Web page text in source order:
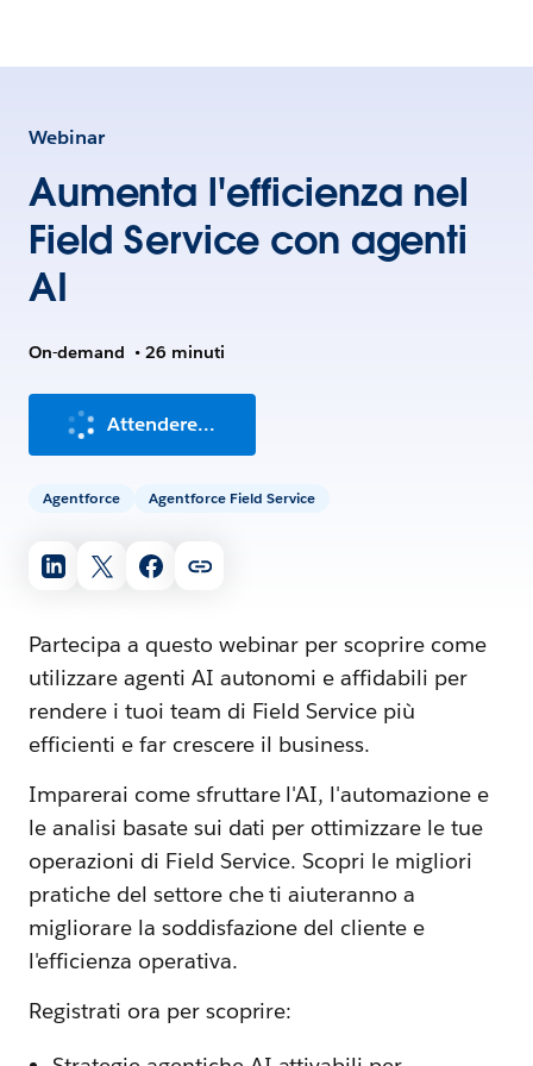
Webinar
Aumenta l'efficienza nel
Field Service con agenti
AI
On-demand • 26 minuti
Attendere...
Agentforce Agentforce Field Service
Partecipa a questo webinar per scoprire come
utilizzare agenti AI autonomi e affidabili per
rendere i tuoi team di Field Service più
efficienti e far crescere il business.
Imparerai come sfruttare l'AI, l'automazione e
le analisi basate sui dati per ottimizzare le tue
operazioni di Field Service. Scopri le migliori
pratiche del settore che ti aiuteranno a
migliorare la soddisfazione del cliente e
l'efficienza operativa.
Registrati ora per scoprire: